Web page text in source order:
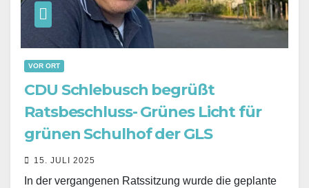
VOR ORT
CDU Schlebusch begrüßt
Ratsbeschluss- Grünes Licht für
grünen Schulhof der GLS
15. JULI 2025
In der vergangenen Ratssitzung wurde die geplante